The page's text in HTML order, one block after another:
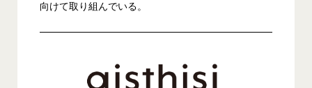
向けて取り組んでいる。